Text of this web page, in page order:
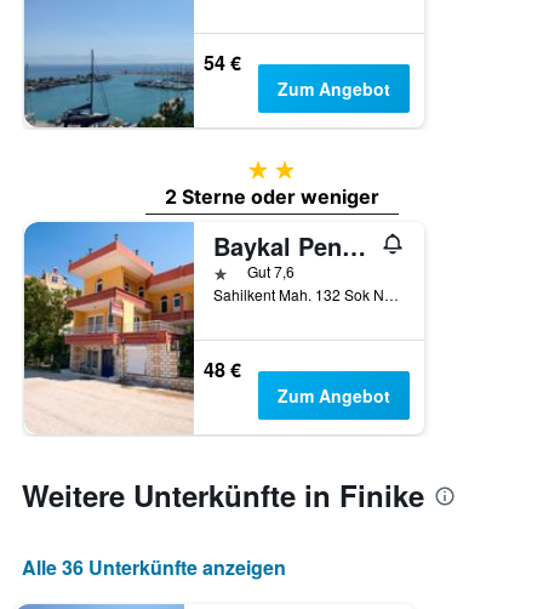
54 €
Zum Angebot
2 Sterne
2 Sterne oder weniger
Baykal Pension
1 SternGut 7,6
Sahilkent Mah. 132 Sok No 2 Finike, Finike, Türkei
48 €
Zum Angebot
Weitere Unterkünfte in Finike
Alle 36 Unterkünfte anzeigen